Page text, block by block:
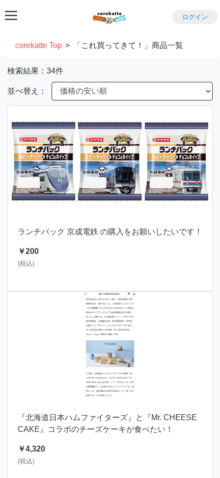
ログイン
corekatte Top > 「これ買ってきて！」商品一覧
検索結果：34件
並べ替え：
ランチパック 京成電鉄 の購入をお願いしたいです！
￥200
(税込)
『北海道日本ハムファイターズ』と『Mr. CHEESE
CAKE』コラボのチーズケーキが食べたい！
￥4,320
(税込)